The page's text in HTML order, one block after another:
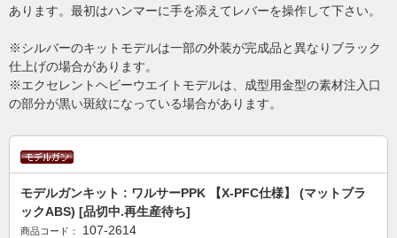
あります。最初はハンマーに手を添えてレバーを操作して下さい。
※シルバーのキットモデルは一部の外装が完成品と異なりブラック
仕上げの場合があります。
※エクセレントヘビーウエイトモデルは、成型用金型の素材注入口
の部分が黒い斑紋になっている場合があります。
モデルガンキット : ワルサーPPK 【X-PFC仕様】 (マットブラ
ックABS) [品切中.再生産待ち]
商品コード： 107-2614